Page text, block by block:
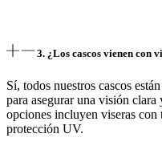
3. ¿Los cascos vienen con
Sí, todos nuestros cascos
para asegurar una visión
opciones incluyen viseras con
protección UV.